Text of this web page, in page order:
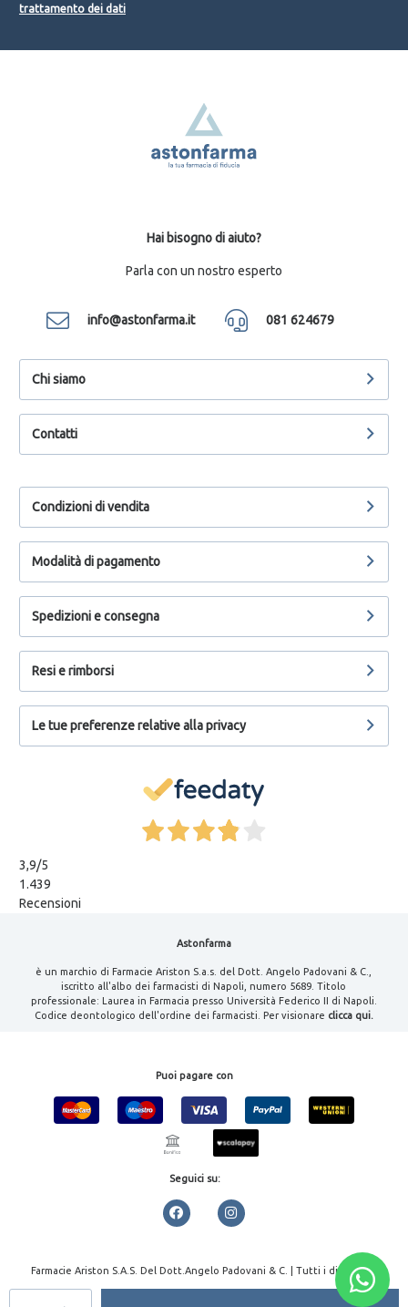
trattamento dei dati
Hai bisogno di aiuto?
Parla con un nostro esperto
info@astonfarma.it 081 624679
Chi siamo
Contatti
Condizioni di vendita
Modalità di pagamento
Spedizioni e consegna
Resi e rimborsi
Le tue preferenze relative alla privacy
3,9/5
1.439
Recensioni
Astonfarma
è un marchio di Farmacie Ariston S.a.s. del Dott. Angelo Padovani & C.,
iscritto all'albo dei farmacisti di Napoli, numero 5689. Titolo
professionale: Laurea in Farmacia presso Università Federico II di Napoli.
Codice deontologico dell'ordine dei farmacisti. Per visionare clicca qui.
Puoi pagare con
Seguici su:
Farmacie Ariston S.A.S. Del Dott.Angelo Padovani & C. | Tutti i diritti